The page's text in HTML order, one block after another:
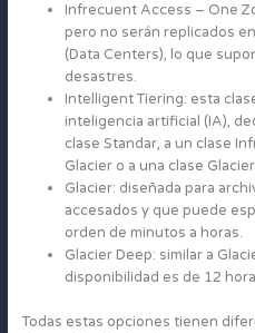
Infrecuent Access – One
pero no serán replicados
(Data Centers), lo que
desastres.
Intelligent Tiering: esta
inteligencia artificial (IA),
clase Standar, a un clase
Glacier o a una clase
Glacier: diseñada para
accesados y que puede
orden de minutos a horas.
Glacier Deep: similar a
disponibilidad es de 12
Todas estas opciones tienen